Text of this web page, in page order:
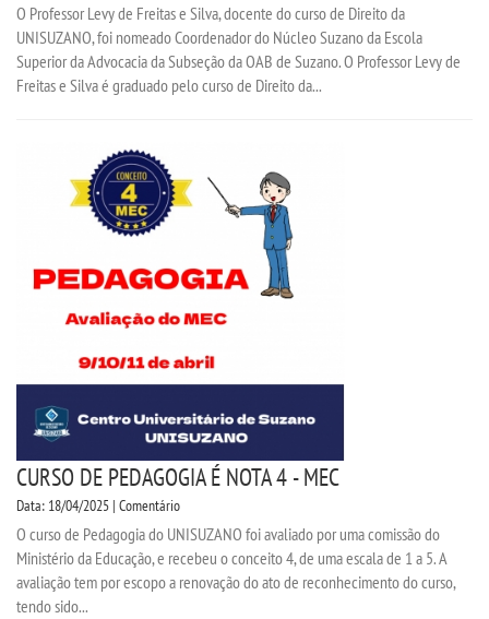
TECNOLÃ³GICOS
INSCREVA-SE
SEGUNDA GRADUAÃ§Ã£O
MATRÃ­CULA
EDITAL
REEMBOLSO
PUBLICAÃ§ÃΜES
O Professor Levy de Freitas e Silva, docente do curso de Direito da
UNISUZANO, foi nomeado Coordenador do Núcleo Suzano da Escola
Superior da Advocacia da Subseção da OAB de Suzano. O Professor Levy de
Freitas e Silva é graduado pelo curso de Direito da...
CURSO DE PEDAGOGIA É NOTA 4 - MEC
Data: 18/04/2025 | Comentário
O curso de Pedagogia do UNISUZANO foi avaliado por uma comissão do
Ministério da Educação, e recebeu o conceito 4, de uma escala de 1 a 5. A
avaliação tem por escopo a renovação do ato de reconhecimento do curso,
tendo sido...